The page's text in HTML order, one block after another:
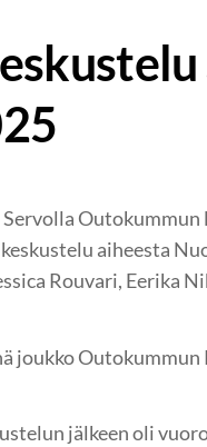
Outokummun
aiheesta
Rouvari, Eerika
joukko
jälkeen oli